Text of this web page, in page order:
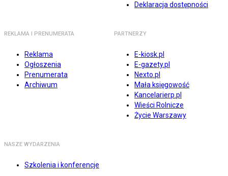
Deklaracja dostępności
REKLAMA I PRENUMERATA
Reklama
Ogłoszenia
Prenumerata
Archiwum
PARTNERZY
E-kiosk.pl
E-gazety.pl
Nexto.pl
Mała księgowość
Kancelarierp.pl
Wieści Rolnicze
Życie Warszawy
NASZE WYDARZENIA
Szkolenia i konferencje